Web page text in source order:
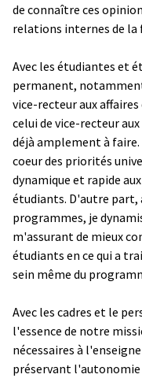
de connaître ces
relations internes de la
Avec les étudiantes et
permanent,
vice-recteur aux
celui de vice-recteur
déjà amplement à
coeur des priorités
dynamique et rapide
étudiants. D'autre part,
programmes, je
m'assurant de mieux
étudiants en ce qui a
sein même du
Avec les cadres et le
l'essence de notre
nécessaires à
préservant